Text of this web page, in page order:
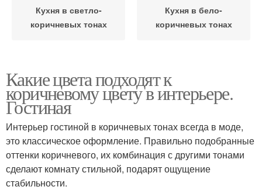
Кухня в светло-
коричневых тонах
Кухня в бело-
коричневых тонах
Какие цвета подходят к
коричневому цвету в интерьере.
Гостиная
Интерьер гостиной в коричневых тонах всегда в моде,
это классическое оформление. Правильно подобранные
оттенки коричневого, их комбинация с другими тонами
сделают комнату стильной, подарят ощущение
стабильности.